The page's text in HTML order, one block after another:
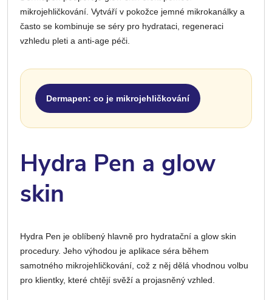
mikrojehličkování. Vytváří v pokožce jemné mikrokanálky a
často se kombinuje se séry pro hydrataci, regeneraci
vzhledu pleti a anti-age péči.
Dermapen: co je mikrojehličkování
Hydra Pen a glow
skin
Hydra Pen je oblíbený hlavně pro hydratační a glow skin
procedury. Jeho výhodou je aplikace séra během
samotného mikrojehličkování, což z něj dělá vhodnou volbu
pro klientky, které chtějí svěží a projasněný vzhled.